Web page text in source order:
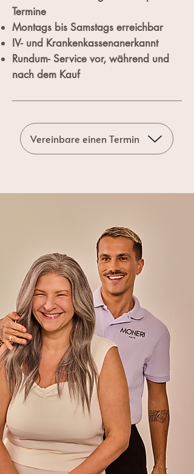
Termine
Montags bis Samstags erreichbar
IV- und Krankenkassenanerkannt
Rundum- Service vor, während und
nach dem Kauf​​​
Vereinbare einen Termin